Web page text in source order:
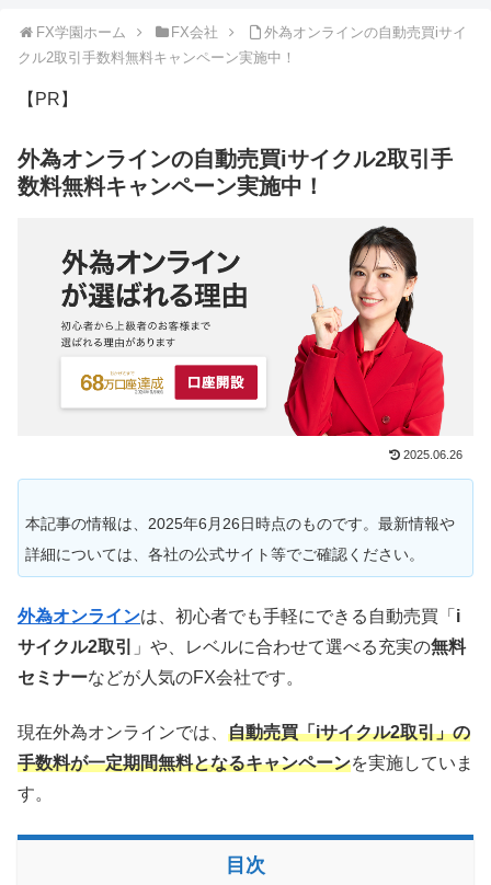
FX学園ホーム FX会社
外為オンラインの自動売買iサイ
クル2取引手数料無料キャンペーン実施中！
【PR】
外為オンラインの自動売買iサイクル2取引手
数料無料キャンペーン実施中！
2025.06.26
本記事の情報は、2025年6月26日時点のものです。最新情報や
詳細については、各社の公式サイト等でご確認ください。
外為オンラインは、初心者でも手軽にできる自動売買「 i
サイクル2取引
」や、レベルに合わせて選べる充実の無料
セミナーなどが人気のFX会社です。
現在外為オンラインでは、 自動売買「iサイクル2取引」の
手数料が一定期間無料となるキャンペーンを実施していま
す。
目次